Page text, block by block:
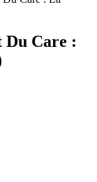
Du Care :